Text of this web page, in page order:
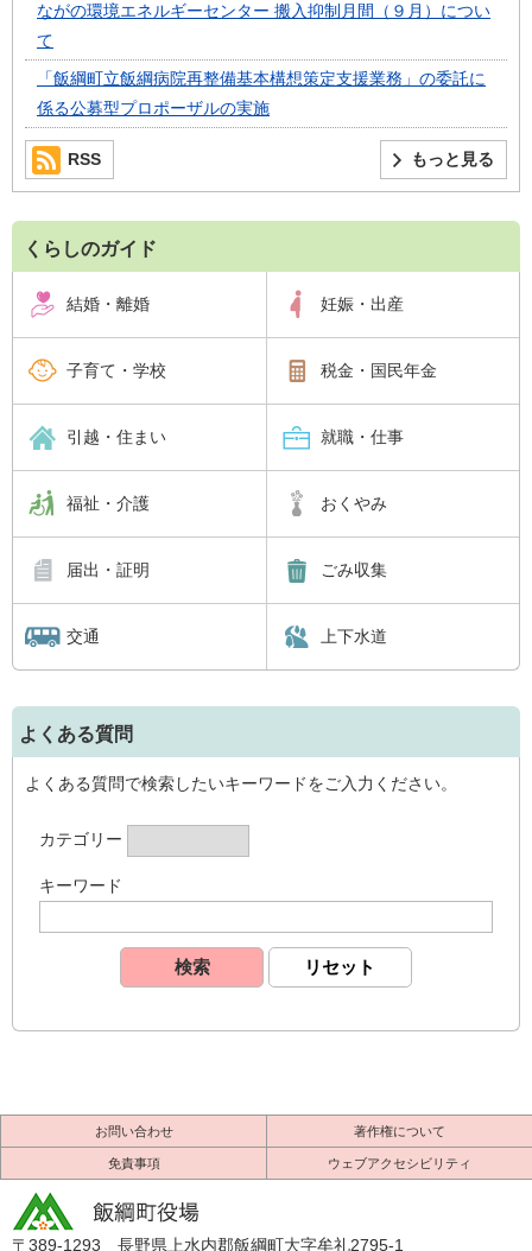
ながの環境エネルギーセンター 搬入抑制月間（９月）につい
て
「飯綱町立飯綱病院再整備基本構想策定支援業務」の委託に
係る公募型プロポーザルの実施
もっと見る
RSS
くらしのガイド
結婚・離婚 妊娠・出産
子育て・学校 税金・国民年金
引越・住まい 就職・仕事
福祉・介護 おくやみ
届出・証明 ごみ収集
交通 上下水道
よくある質問
よくある質問で検索したいキーワードをご入力ください。
カテゴリー
キーワード
お問い合わせ 著作権について
免責事項 ウェブアクセシビリティ
〒389-1293 長野県上水内郡飯綱町大字牟礼2795-1